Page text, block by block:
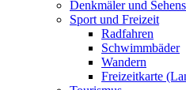
Denkmäler und
Sport und Freizeit
Radfahren
Schwimmbäder
Wandern
Freizeitkarte